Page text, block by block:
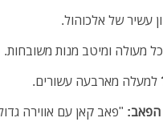
עשיר של אלכוהול.
מעולה ומיטב מנות משובחות.
למעלה מארבעה עשורים.
הפאב: "פאב קאן עם אווירה